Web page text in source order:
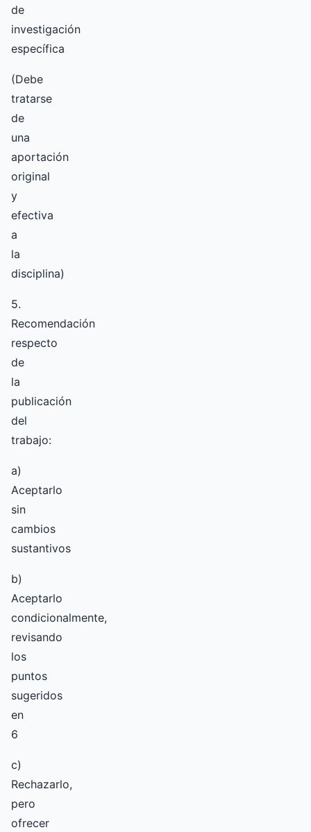
de
investigación
específica
(Debe
tratarse
de
una
aportación
original
y
efectiva
a
la
disciplina)
5.
Recomendación
respecto
de
la
publicación
del
trabajo:
a)
Aceptarlo
sin
cambios
sustantivos
b)
Aceptarlo
condicionalmente,
revisando
los
puntos
sugeridos
en
6
c)
Rechazarlo,
pero
ofrecer